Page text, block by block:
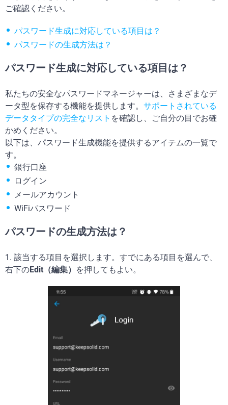
ご確認ください。
パスワード生成に対応している項目は？
パスワードの生成方法は？
パスワード生成に対応している項目は？
私たちの安全なパスワードマネージャーは、さまざまなデ
ータ型を保存する機能を提供します。 サポートされている
データタイプの完全なリスト を確認し、ご自分の目でお確
かめください。
以下は、パスワード生成機能を提供するアイテムの一覧で
す。
銀行口座
ログイン
メールアカウント
WiFiパスワード
パスワードの生成方法は？
1. 該当する項目を選択します。すでにある項目を選んで、
右下のEdit（編集） を押してもよい。